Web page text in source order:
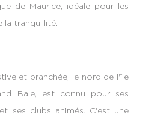
de Maurice, idéale pour les
la tranquillité.
et branchée, le nord de l'île
Baie, est connu pour ses
ses clubs animés. C'est une